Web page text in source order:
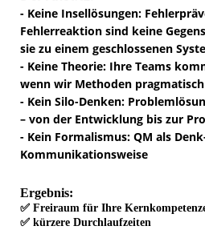
- Keine Insellösungen:
Fehlerreaktion sind keine
sie zu einem geschlossenen
- Keine Theorie: Ihre Teams
wenn wir Methoden
- Kein Silo-Denken:
– von der Entwicklung bis zur
- Kein Formalismus: QM als
Kommunikationsweise
Ergebnis:
✅ Freiraum für Ihre
✅ kürzere Durchlaufzeiten